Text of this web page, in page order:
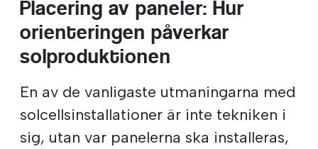
Placering av paneler: Hur
orienteringen påverkar
solproduktionen
En av de vanligaste utmaningarna med
solcellsinstallationer är inte tekniken i
sig, utan var panelerna ska installeras,